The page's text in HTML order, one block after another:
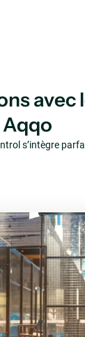
avec
s’intègre